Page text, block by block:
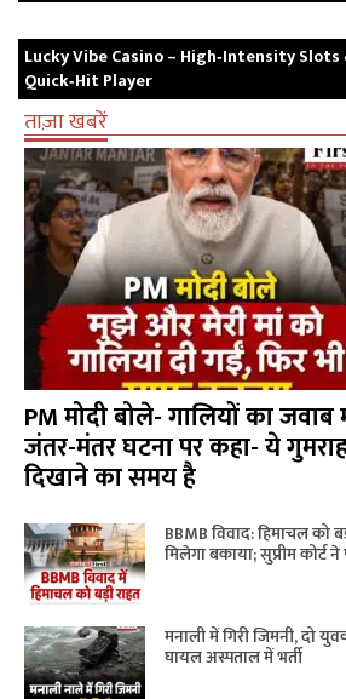
Lucky Vibe Casino – High‑Intensity
Quick‑Hit Player
ताज़ा खबरें
PM मोदी बोले- गालियों का
जंतर-मंतर घटना पर कहा- ये
दिखाने का समय है
BBMB विवाद: हिमाचल को
मिलेगा बकाया; सुप्रीम कोर्ट
मनाली में गिरी जिमनी, दो
घायल अस्पताल में भर्ती